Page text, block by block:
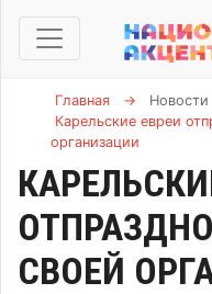
Главная → Новости
Карельские евреи
организации
СВОЕЙ